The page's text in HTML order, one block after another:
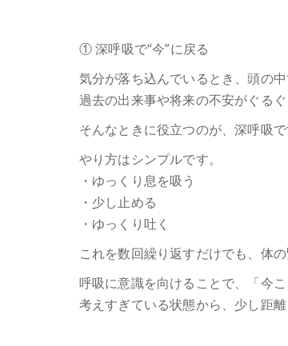
① 深呼吸で“今”に戻る
気分が落ち込んでいるとき、頭の
過去の出来事や将来の不安がぐるぐ
そんなときに役立つのが、深呼吸で
やり方はシンプルです。
・ゆっくり息を吸う
・少し止める
・ゆっくり吐く
これを数回繰り返すだけでも、体
呼吸に意識を向けることで、「今
考えすぎている状態から、少し距離